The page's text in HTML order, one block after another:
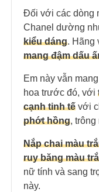
Đối với các dòng
Chanel dường
kiểu dáng. Hãng
mang đậm dấu
Em này vẫn
hoa trước đó, với
cạnh tinh tế với
phớt hồng, trông
Nắp chai màu
ruy băng màu
nữ tính và sang
này.